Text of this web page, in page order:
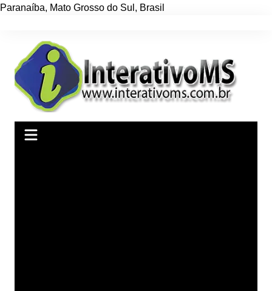
Paranaíba, Mato Grosso do Sul , Brasil
conteúdo